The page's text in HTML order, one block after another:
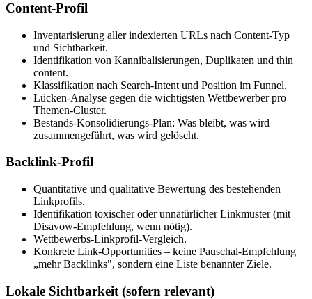
Content-Profil
Inventarisierung aller indexierten URLs nach Content-Typ
und Sichtbarkeit.
Identifikation von Kannibalisierungen, Duplikaten und thin
content.
Klassifikation nach Search-Intent und Position im Funnel.
Lücken-Analyse gegen die wichtigsten Wettbewerber pro
Themen-Cluster.
Bestands-Konsolidierungs-Plan: Was bleibt, was wird
zusammengeführt, was wird gelöscht.
Backlink-Profil
Quantitative und qualitative Bewertung des bestehenden
Linkprofils.
Identifikation toxischer oder unnatürlicher Linkmuster (mit
Disavow-Empfehlung, wenn nötig).
Wettbewerbs-Linkprofil-Vergleich.
Konkrete Link-Opportunities – keine Pauschal-Empfehlung
„mehr Backlinks", sondern eine Liste benannter Ziele.
Lokale Sichtbarkeit (sofern relevant)